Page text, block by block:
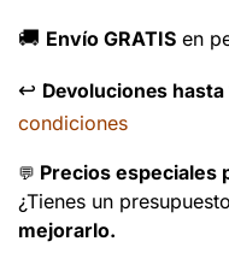
🚚 Envío GRATIS en
↩️ Devoluciones
condiciones
💬 Precios especiales
¿Tienes un
mejorarlo.